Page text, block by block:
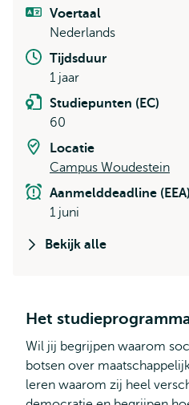
Voertaal
Nederlands
Tijdsduur
1 jaar
Studiepunten (EC)
60
Locatie
Campus Woudestein
Aanmelddeadline (EEA)
1 juni
Bekijk alle
Het
Wil jij begrijpen waarom
botsen over
leren waarom zij heel